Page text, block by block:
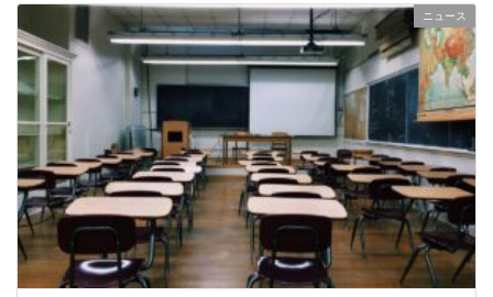
ニュース